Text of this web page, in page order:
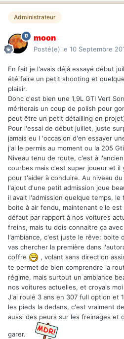
Administrateur
moon
Posté(e) le 10 Septembre
En fait je l'avais déjà essayé début
été faire un petit shooting et
plaisir.
Donc c'est bien une 1,9L GTI Vert
mériterais un coup de polish pour
peut être un petit détailling en
Pour l'essai de début juillet, juste
jamais eu l 'occasion d'en essayer
j'ai le permis au moment ou la 205
Niveau tenu de route, c'est à
courbes mais c'est super joueur et il
pour t'aider à conduire. Au niveau
l'ajout d'une petit admission joue
il avait l'admission quelque temps,
boite à air fendu, maintenant elle
défaut par rapport à nos voitures
freins, mais tu dois connaitre ça
l'ambiance, c'est juste le rêve: boite
vas chercher la première dans
coffre
, volant sans direction
te permet de bien comprendre la
régime, mais surtout un ambiance
nos voitures actuelles, et croyais
J'ai roulé 3 ans en 307 full option et
les pieds la dedans, c'est vraiment
aussi des peurs sur les freinages et
garer.